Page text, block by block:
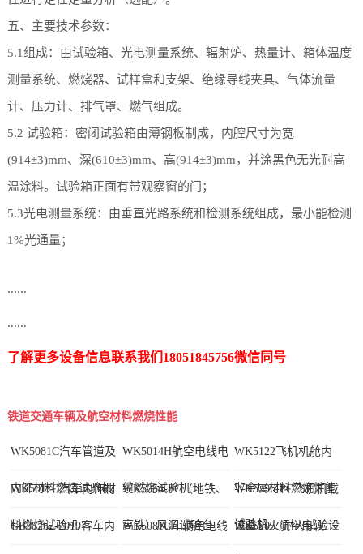
五、主要技术参数：
5.1组成：由试验箱、光电测量系统、辐射炉、热量计、箱体温度
测量系统、燃烧器、试样盒和支架、绝缘导线夹具、气体流量
计、压力计、排气罩、燃气组成。
5.2 试验箱：密闭试验箱由薄钢板制成，内腔尺寸为宽
(914±3)mm、深(610±3)mm、高(914±3)mm，并涂黑色无光耐高
温涂料。试验箱正面有带观察窗的门；
5.3光电测量系统：由垂直光路系统和检测系统组成，最小能检测
1%光通量；
......
......
了解更多设备信息联系我们18051845756微信同号
铁道交通车辆及航空材料燃烧性能
WK5081C汽车管道及
内饰材料燃烧试验机
WK5014H航空电线电
缆燃烧试验机
WK5122飞机机舱内
非金属材料燃烧性能
试验机
WK5017C汽车内饰材
料燃烧试验机
WK5254-PC（地铁、
高铁）风洞试验台
WK5296-PC飞机机载
设备防火/耐火试验设
GB38262-2019客车内 WK5081C车辆用电线 WK5205 航空用软